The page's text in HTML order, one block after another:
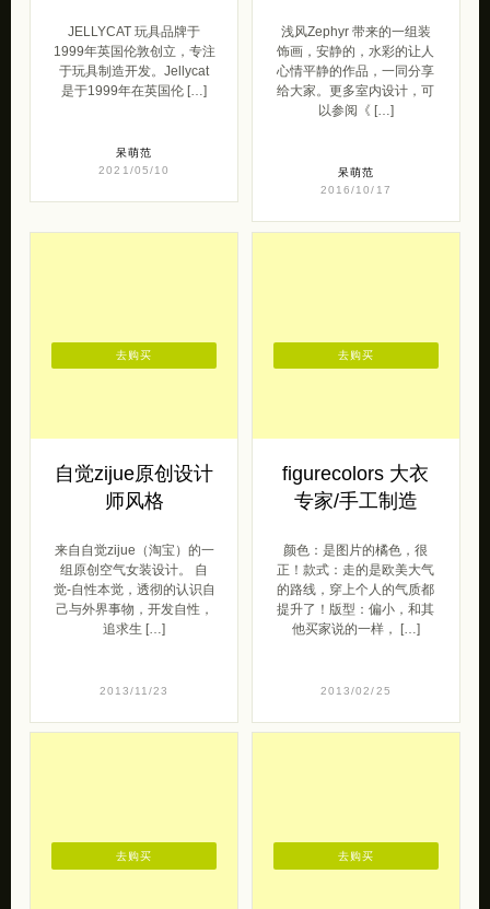
JELLYCAT 玩具品牌于
1999年英国伦敦创立，专注
于玩具制造开发。Jellycat
是于1999年在英国伦 […]
呆萌范
2021/05/10
浅风Zephyr 带来的一组装
饰画，安静的，水彩的让人
心情平静的作品，一同分享
给大家。更多室内设计，可
以参阅《 […]
呆萌范
2016/10/17
自觉zijue原创设计
师风格
来自自觉zijue（淘宝）的一
组原创空气女装设计。 自
觉-自性本觉，透彻的认识自
己与外界事物，开发自性，
追求生 […]
2013/11/23
去购买
figurecolors 大衣
专家/手工制造
颜色：是图片的橘色，很
正！款式：走的是欧美大气
的路线，穿上个人的气质都
提升了！版型：偏小，和其
他买家说的一样， […]
2013/02/25
去购买
去购买 去购买